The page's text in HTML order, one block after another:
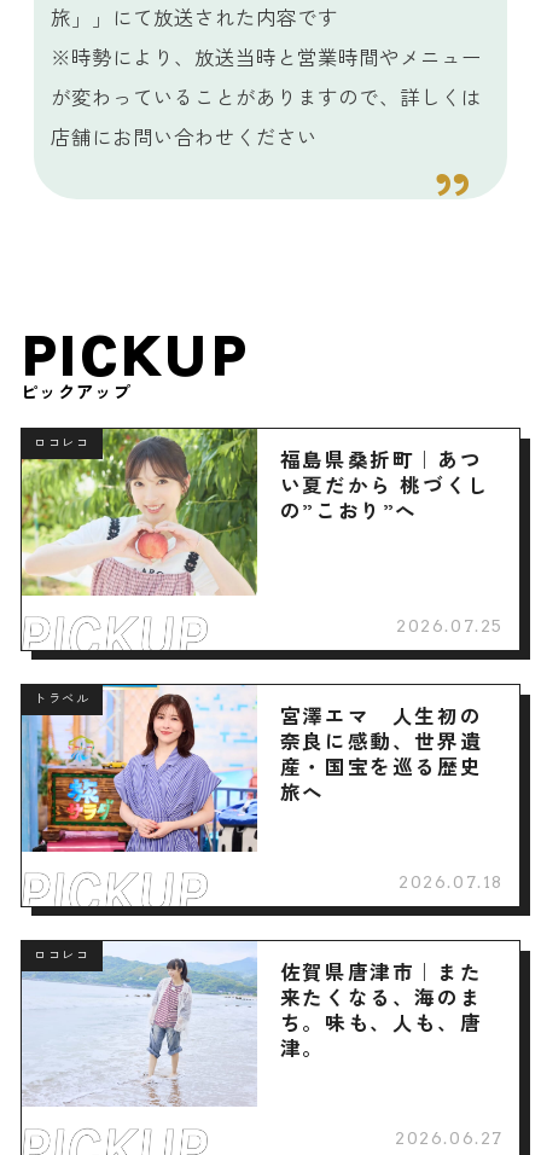
旅」」にて放送された内容です
※時勢により、放送当時と営業時間やメニュー
が変わっていることがありますので、詳しくは
店舗にお問い合わせください
PICKUP
ピックアップ
ロコレコ
福島県桑折町｜あつ
い夏だから 桃づくし
の”こおり”へ
2026.07.25
トラベル
宮澤エマ 人生初の
奈良に感動、世界遺
産・国宝を巡る歴史
旅へ
2026.07.18
ロコレコ
佐賀県唐津市｜また
来たくなる、海のま
ち。味も、人も、唐
津。
2026.06.27